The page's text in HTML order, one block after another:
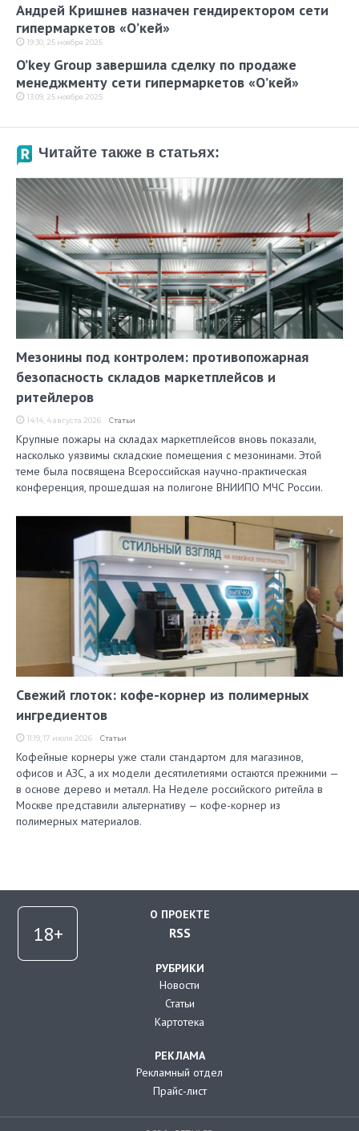
Андрей Кришнев назначен гендиректором сети
гипермаркетов «О’кей»
19:30, 25 ноября 2025
O’key Group завершила сделку по продаже
менеджменту сети гипермаркетов «О’кей»
13:09, 25 ноября 2025
Читайте также в статьях:
Мезонины под контролем: противопожарная
безопасность складов маркетплейсов и
ритейлеров
14:14, 4 августа 2026 Статьи
Крупные пожары на складах маркетплейсов вновь показали,
насколько уязвимы складские помещения с мезонинами. Этой
теме была посвящена Всероссийская научно-практическая
конференция, прошедшая на полигоне ВНИИПО МЧС России.
Свежий глоток: кофе-корнер из полимерных
ингредиентов
11:19, 17 июля 2026 Статьи
Кофейные корнеры уже стали стандартом для магазинов,
офисов и АЗС, а их модели десятилетиями остаются прежними —
в основе дерево и металл. На Неделе российского ритейла в
Москве представили альтернативу — кофе-корнер из
полимерных материалов.
О ПРОЕКТЕ
RSS
РУБРИКИ
Новости
Статьи
Картотека
РЕКЛАМА
Рекламный отдел
Прайс-лист